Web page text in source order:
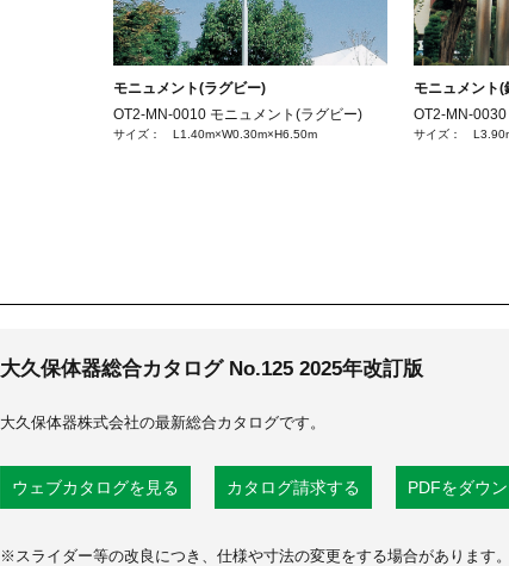
モニュメント(ラグビー)
OT2-MN-0010 モニュメント(ラグビー)
サイズ： L1.40m×W0.30m×H6.50m
モニュメント(
OT2-MN-0030
サイズ：
大久保体器総合カタログ No.125 2025年改訂版
大久保体器株式会社の最新総合カタログです。
ウェブカタログを見る カタログ請求する PDFをダウ
※スライダー等の改良につき、仕様や寸法の変更をする場合があります